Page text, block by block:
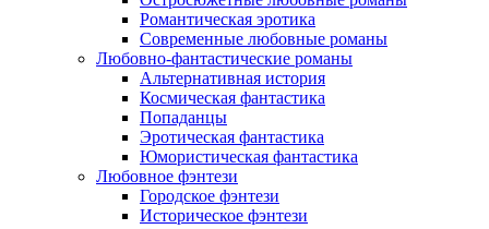
Романтическая эротика
Современные любовные романы
Любовно-фантастические романы
Альтернативная история
Космическая фантастика
Попаданцы
Эротическая фантастика
Юмористическая фантастика
Любовное фэнтези
Городское фэнтези
Историческое фэнтези